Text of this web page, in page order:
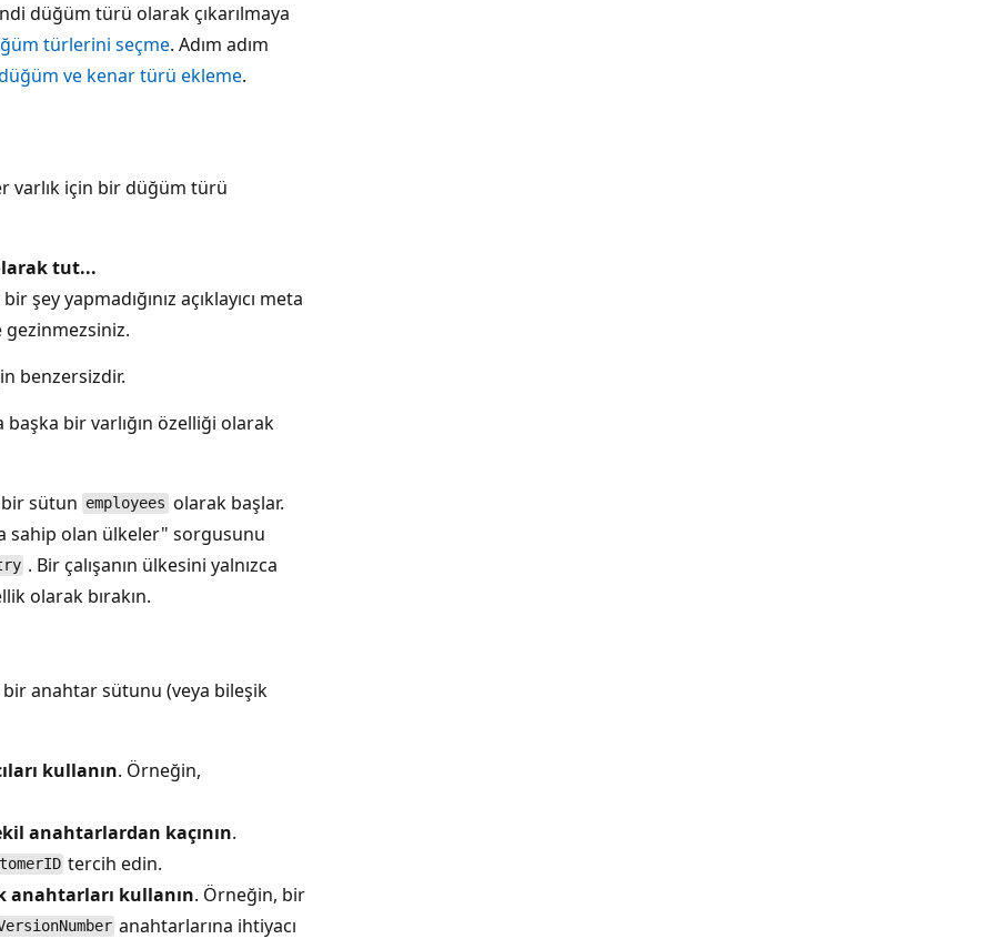
düğüm türü olarak çıkarılmaya
türlerini seçme. Adım adım
ve kenar türü ekleme.
varlık için bir düğüm türü
tut...
şey yapmadığınız açıklayıcı meta
benzersizdir.
başka bir varlığın özelliği olarak
sütun employees olarak başlar.
sahip olan ülkeler" sorgusunu
. Bir çalışanın ülkesini yalnızca
olarak bırakın.
anahtar sütunu (veya bileşik
kullanın. Örneğin,
anahtarlardan kaçının.
tercih edin.
anahtarları kullanın. Örneğin, bir
anahtarlarına ihtiyacı